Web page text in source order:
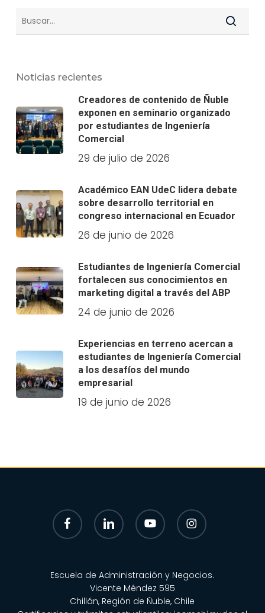
Noticias recientes
Creadores de contenido de Ñuble
exponen en seminario organizado
por estudiantes de Ingeniería
Comercial
29 de julio de 2026
Académico EAN UdeC lidera debate
sobre desarrollo territorial en
congreso internacional en Ecuador
26 de junio de 2026
Estudiantes de Ingeniería Comercial
fortalecen sus conocimientos en
marketing digital a través del ABP
24 de junio de 2026
Experiencias en terreno acercan a
estudiantes de Ingeniería Comercial
a los desafíos del mundo
empresarial
19 de junio de 2026
facebook linkedin youtube instagram
Escuela de Administración y Negocios.
Vicente Méndez 595
Chillán, Región de Ñuble, Chile